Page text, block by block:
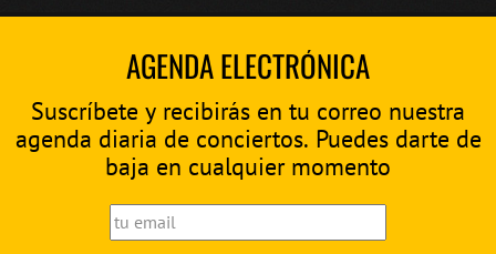
AGENDA ELECTRÓNICA
Suscríbete y recibirás en tu correo nuestra
agenda diaria de conciertos. Puedes darte de
baja en cualquier momento